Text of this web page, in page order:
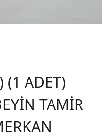
(1 ADET)
TAMİR